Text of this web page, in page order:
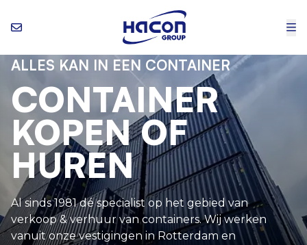
ALLES KAN IN EEN CONTAINER
CONTAINER
KOPEN OF
HUREN
Al sinds 1981 dé specialist op het gebied van
verkoop & verhuur van containers. Wij werken
vanuit onze vestigingen in Rotterdam en